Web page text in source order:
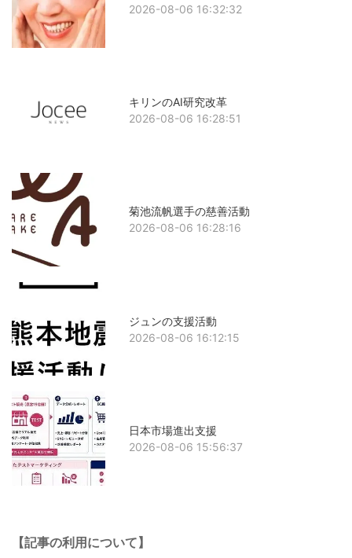
2026-08-06 16:32:32
キリンのAI研究改革
2026-08-06 16:28:51
菊池流帆選手の慈善活動
2026-08-06 16:28:16
ジュンの支援活動
2026-08-06 16:12:15
日本市場進出支援
2026-08-06 15:56:37
【記事の利用について】